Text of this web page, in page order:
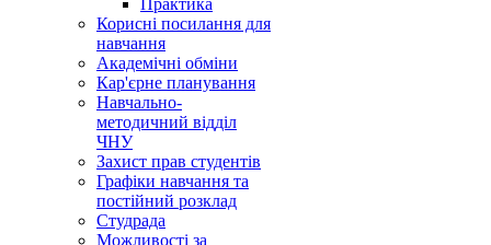
Практика
Корисні посилання для
навчання
Академічні обміни
Кар'єрне планування
Навчально-
методичний відділ
ЧНУ
Захист прав студентів
Графіки навчання та
постійний розклад
Студрада
Можливості за